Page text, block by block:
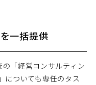
一括提供
「経営コンサルティン
についても専任のタス